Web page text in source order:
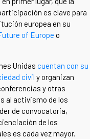
es clave para
europea en su
of Europe o
Unidas cuentan con su
civil y organizan
y otras
al activismo de los
de convocatoria,
de los
es cada vez mayor.